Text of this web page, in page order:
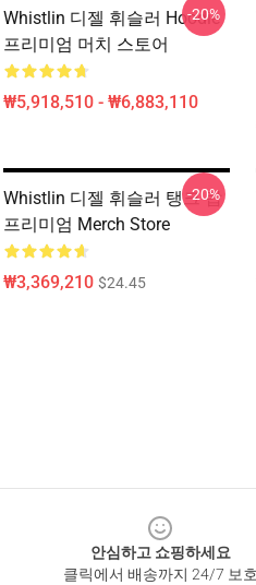
Whistlin 디젤 휘슬러 Hoodie
프리미엄 머치 스토어
₩5,918,510 - ₩6,883,110
-20%
Whistlin 디젤 휘슬러 탱크 탑
프리미엄 Merch Store
₩3,369,210 $24.45
-20%
안심하고 쇼핑하세요
클릭에서 배송까지 24/7 보호